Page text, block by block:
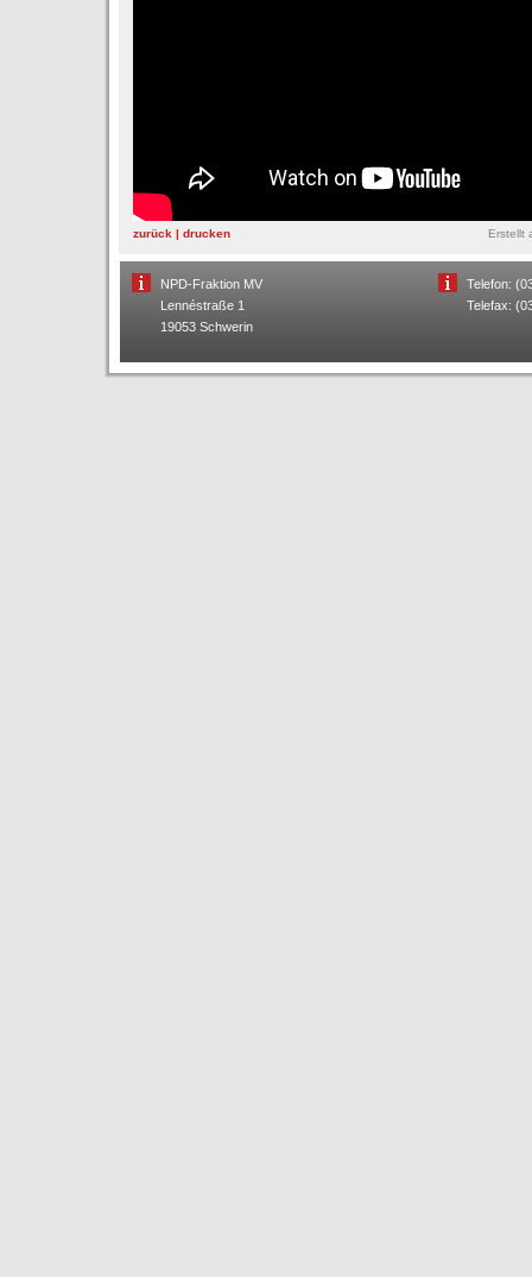
zurück | drucken Erstellt
NPD-Fraktion MV
Lennéstraße 1
19053 Schwerin
Telefon:
Telefax: